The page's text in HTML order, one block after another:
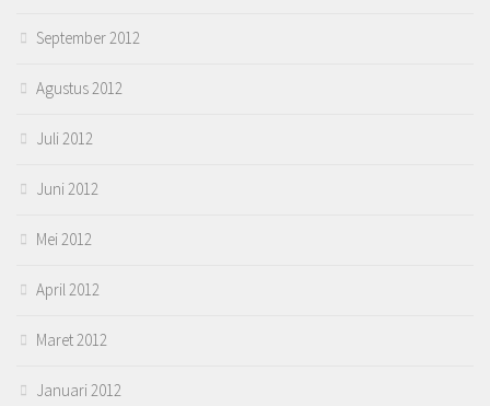
September 2012
Agustus 2012
Juli 2012
Juni 2012
Mei 2012
April 2012
Maret 2012
Januari 2012